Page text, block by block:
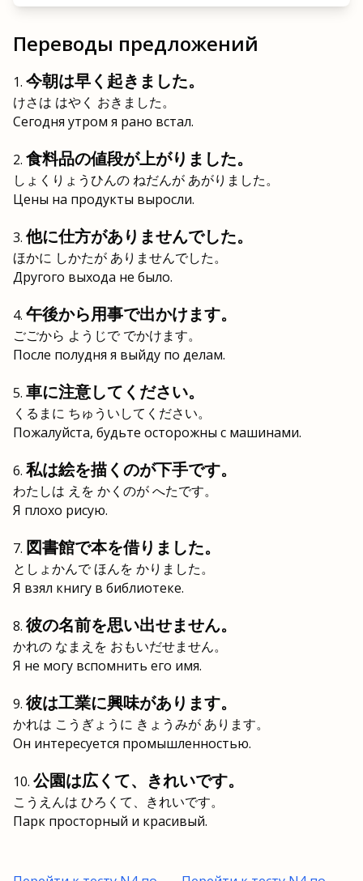
Переводы предложений
今朝は早く起きました。
けさは はやく おきました。
Сегодня утром я рано встал.
食料品の値段が上がりました。
しょくりょうひんの ねだんが あがりました。
Цены на продукты выросли.
他に仕方がありませんでした。
ほかに しかたが ありませんでした。
Другого выхода не было.
午後から用事で出かけます。
ごごから ようじで でかけます。
После полудня я выйду по делам.
車に注意してください。
くるまに ちゅういしてください。
Пожалуйста, будьте осторожны с машинами.
私は絵を描くのが下手です。
わたしは えを かくのが へたです。
Я плохо рисую.
図書館で本を借りました。
としょかんで ほんを かりました。
Я взял книгу в библиотеке.
彼の名前を思い出せません。
かれの なまえを おもいだせません。
Я не могу вспомнить его имя.
彼は工業に興味があります。
かれは こうぎょうに きょうみが あります。
Он интересуется промышленностью.
公園は広くて、きれいです。
こうえんは ひろくて、きれいです。
Парк просторный и красивый.